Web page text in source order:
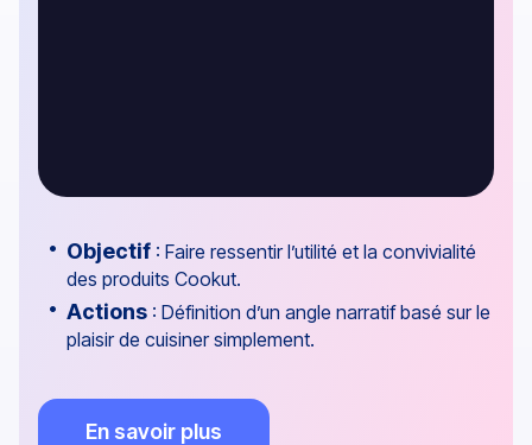
Objectif: Montrer concrètement l’usage et les
bénéfices uniques des ustensiles Cookut.
Actions: Réalisation de contenus UGC centrés
valoriser la praticité et l’originalité des produits tout
en rassurant les acheteurs potentiels.